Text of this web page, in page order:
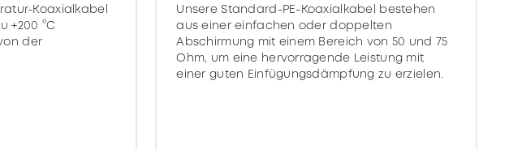
Koaxialkabel
+200 °C
der
Unsere Standard-PE-Koaxialkabel bestehen
aus einer einfachen oder doppelten
Abschirmung mit einem Bereich von 50 und 75
Ohm, um eine hervorragende Leistung mit
einer guten Einfügungsdämpfung zu erzielen.